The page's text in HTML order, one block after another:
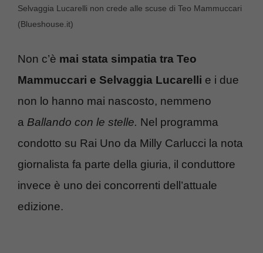
Selvaggia Lucarelli non crede alle scuse di Teo Mammuccari
(Blueshouse.it)
Non c’è mai stata simpatia tra Teo
Mammuccari e Selvaggia Lucarelli e i due
non lo hanno mai nascosto, nemmeno
a Ballando con le stelle. Nel programma
condotto su Rai Uno da Milly Carlucci la nota
giornalista fa parte della giuria, il conduttore
invece è uno dei concorrenti dell’attuale
edizione.